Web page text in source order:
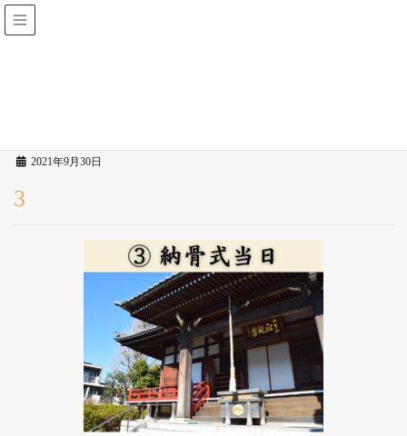
2021年9月30日
3